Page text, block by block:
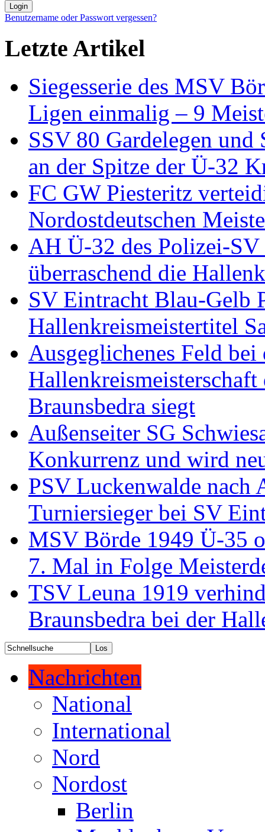
Benutzername oder Passwort vergessen?
Letzte Artikel
Siegesserie des MSV
Ligen einmalig – 9
SSV 80 Gardelegen
an der Spitze der Ü-32
FC GW Piesteritz
Nordostdeutschen
AH Ü-32 des Polizei-
überraschend die
SV Eintracht Blau-Gelb
Hallenkreismeistertitel
Ausgeglichenes Feld bei
Hallenkreismeisterschaft
Braunsbedra siegt
Außenseiter SG
Konkurrenz und wird
PSV Luckenwalde nach
Turniersieger bei SV
MSV Börde 1949 Ü-35
7. Mal in Folge
TSV Leuna 1919
Braunsbedra bei der
Nachrichten
National
International
Nord
Nordost
Berlin